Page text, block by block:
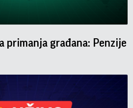
primanja građana: Penzije